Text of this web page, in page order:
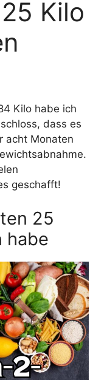
Kilo
Kilo habe ich
dass es
acht Monaten
geschafft!
25
habe